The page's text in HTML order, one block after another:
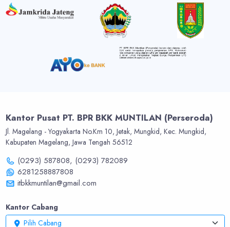
Kantor Pusat PT. BPR BKK MUNTILAN (Perseroda)
Jl. Magelang - Yogyakarta No.Km 10, Jetak, Mungkid, Kec. Mungkid,
Kabupaten Magelang, Jawa Tengah 56512
(0293) 587808, (0293) 782089
6281258887808
itbkkmuntilan@gmail.com
Kantor Cabang
Pilih Cabang